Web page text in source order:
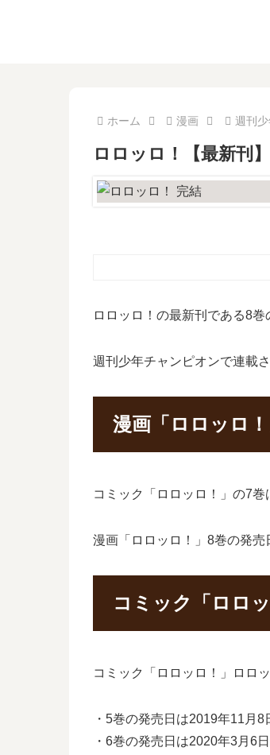
ホーム 漫画 週刊
ロロッロ！【最新刊
ロロッロ！の最新刊である8
週刊少年チャンピオンで連載
漫画「ロロッロ
コミック「ロロッロ！」の7
漫画「ロロッロ！」8巻の発売
コミック「ロロ
コミック「ロロッロ！」ロロ
・5巻の発売日は2019年11月8
・6巻の発売日は2020年3月6日